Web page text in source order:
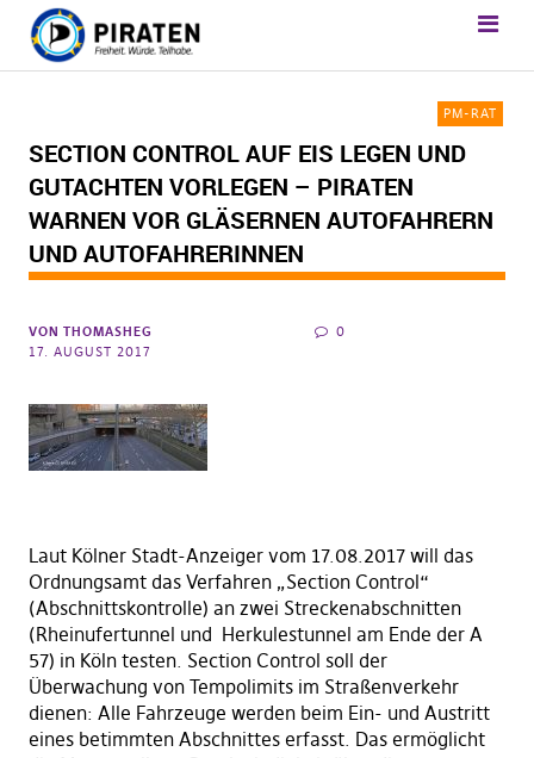
PM-RAT
SECTION CONTROL AUF EIS LEGEN UND
GUTACHTEN VORLEGEN – PIRATEN
WARNEN VOR GLÄSERNEN AUTOFAHRERN
UND AUTOFAHRERINNEN
VON THOMASHEG
17. AUGUST 2017
0
Laut Kölner Stadt-Anzeiger vom 17.08.2017 will das
Ordnungsamt das Verfahren „Section Control“
(Abschnittskontrolle) an zwei Streckenabschnitten
(Rheinufertunnel und Herkulestunnel am Ende der A
57) in Köln testen. Section Control soll der
Überwachung von Tempolimits im Straßenverkehr
dienen: Alle Fahrzeuge werden beim Ein- und Austritt
eines betimmten Abschnittes erfasst. Das ermöglicht